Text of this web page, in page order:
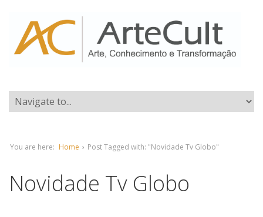
You are here: Home › Post Tagged with: "Novidade Tv Globo"
Novidade Tv Globo